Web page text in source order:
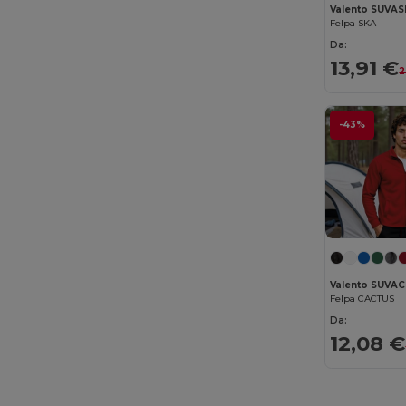
Valento
Felpa SKA
Da:
13,91 €
-43%
Valento
Felpa CACTUS
Da:
12,08 €